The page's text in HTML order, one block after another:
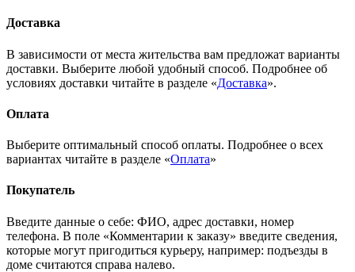
Доставка
В зависимости от места жительства вам предложат варианты
доставки. Выберите любой удобный способ. Подробнее об
условиях доставки читайте в разделе «Доставка».
Оплата
Выберите оптимальный способ оплаты. Подробнее о всех
вариантах читайте в разделе «Оплата»
Покупатель
Введите данные о себе: ФИО, адрес доставки, номер
телефона. В поле «Комментарии к заказу» введите сведения,
которые могут пригодиться курьеру, например: подъезды в
доме считаются справа налево.